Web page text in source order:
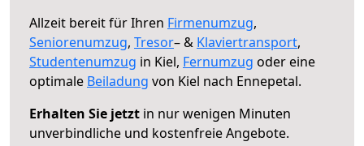
Allzeit bereit für Ihren Firmenumzug,
Seniorenumzug, Tresor– & Klaviertransport,
Studentenumzug in Kiel, Fernumzug oder eine
optimale Beiladung von Kiel nach Ennepetal.
Erhalten Sie jetzt in nur wenigen Minuten
unverbindliche und kostenfreie Angebote.